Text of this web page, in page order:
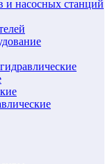
и насосных станций